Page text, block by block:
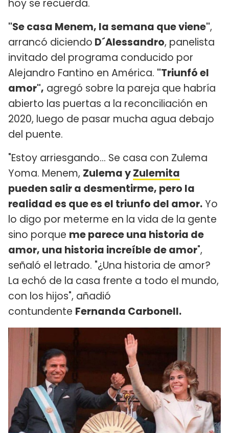
hoy se recuerda.
"Se casa Menem, la semana que viene",
arrancó diciendo D´Alessandro, panelista
invitado del programa conducido por
Alejandro Fantino en América. "Triunfó el
amor", agregó sobre la pareja que habría
abierto las puertas a la reconciliación en
2020, luego de pasar mucha agua debajo
del puente.
"Estoy arriesgando... Se casa con Zulema
Yoma. Menem, Zulema yZulemita
pueden salir a desmentirme, pero la
realidad es que es el triunfo del amor.Yo
lo digo por meterme en la vida de la gente
sino porque me parece una historia de
amor, una historia increíble de amor",
señaló el letrado. "¿Una historia de amor?
La echó de la casa frente a todo el mundo,
con los hijos", añadió
contundente Fernanda Carbonell.